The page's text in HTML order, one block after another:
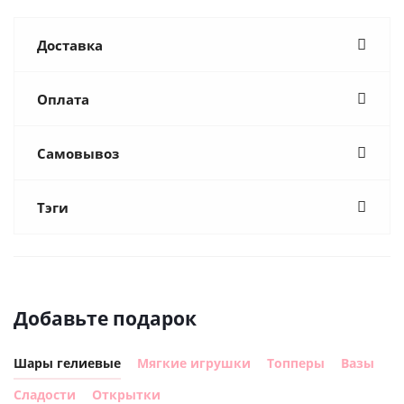
Доставка
Оплата
Самовывоз
Тэги
Добавьте подарок
Шары гелиевые Мягкие игрушки Топперы
Вазы
Сладости
Открытки